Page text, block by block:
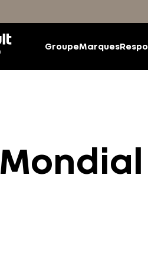
GroupeMarques
Mondial